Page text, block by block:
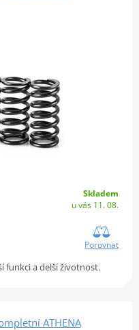
Skladem
u vás 11. 08.
Porovnat
funkci a delší životnost.
ATHENA